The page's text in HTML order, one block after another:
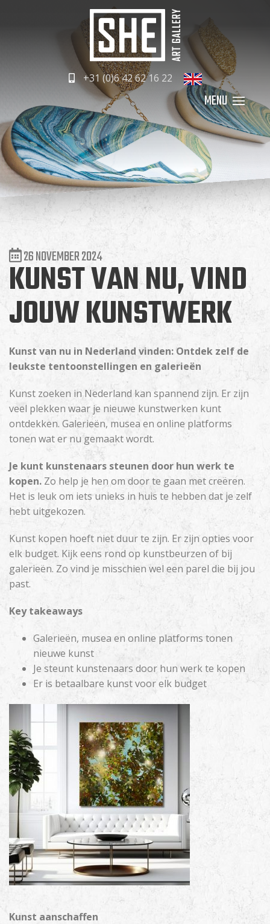
+31 (0)6 42 62 16 22
26 NOVEMBER 2024
KUNST VAN NU, VIND
JOUW KUNSTWERK
Kunst van nu in Nederland vinden: Ontdek zelf de
leukste tentoonstellingen en galerieën
Kunst zoeken in Nederland kan spannend zijn. Er zijn
veel plekken waar je nieuwe kunstwerken kunt
ontdekken. Galerieën, musea en online platforms
tonen wat er nu gemaakt wordt.
Je kunt kunstenaars steunen door hun werk te
kopen. Zo help je hen om door te gaan met creëren.
Het is leuk om iets unieks in huis te hebben dat je zelf
hebt uitgekozen.
Kunst kopen hoeft niet duur te zijn. Er zijn opties voor
elk budget. Kijk eens rond op kunstbeurzen of bij
galerieën. Zo vind je misschien wel een parel die bij jou
past.
Key takeaways
Galerieën, musea en online platforms tonen
nieuwe kunst
Je steunt kunstenaars door hun werk te kopen
Er is betaalbare kunst voor elk budget
Kunst aanschaffen